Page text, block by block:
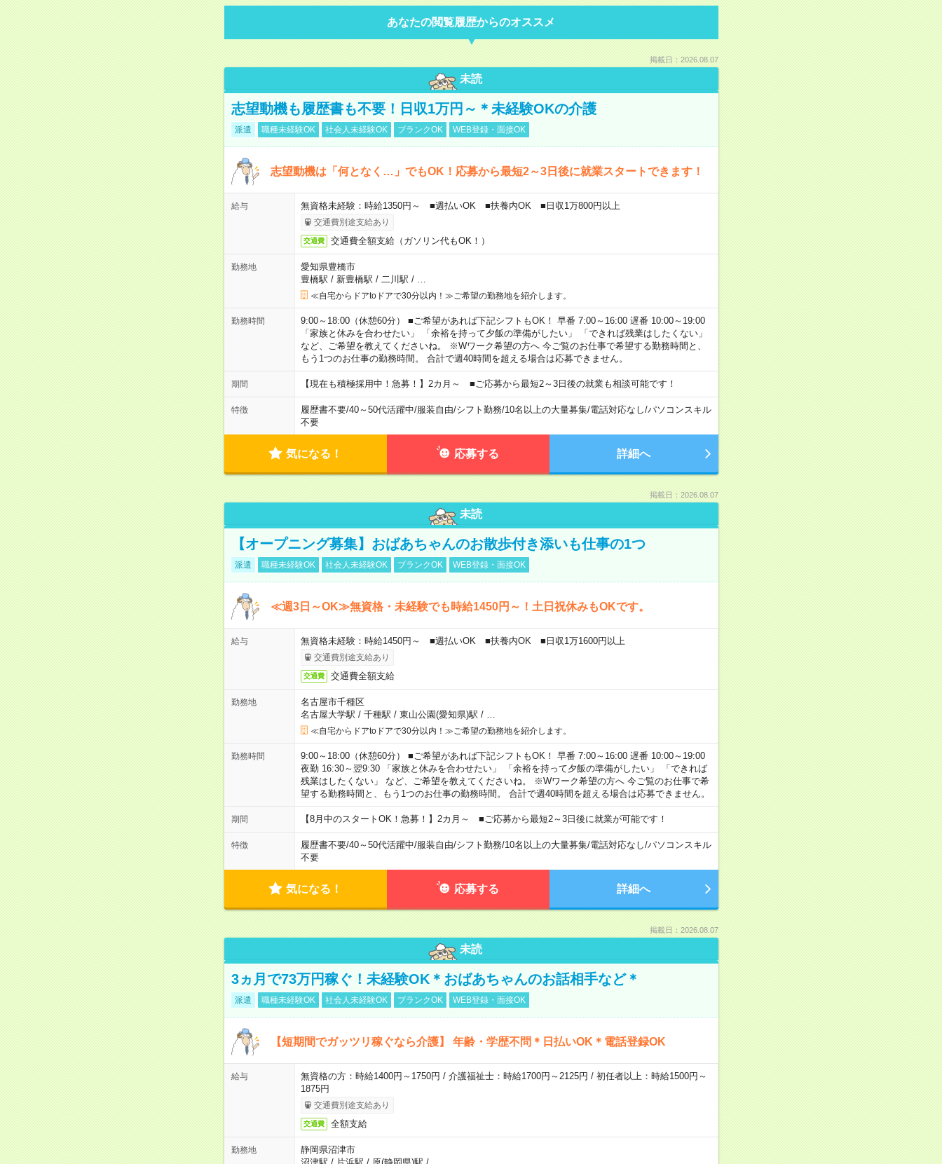
あなたの閲覧履歴からのオススメ
掲載日：2026.08.07
未読
志望動機も履歴書も不要！日収1万円～＊未経験OKの介護
派遣 職種未経験OK 社会人未経験OK ブランクOK WEB登録・面接OK
志望動機は「何となく…」でもOK！応募から最短2～3日後に就業スタートできます！
給与 無資格未経験：時給1350円～ ■週払いOK ■扶養内OK ■日収1万800円以上
交通費別途支給あり
交通費 交通費全額支給（ガソリン代もOK！）
勤務地
愛知県豊橋市
豊橋駅 / 新豊橋駅 / 二川駅 /
≪自宅からドアtoドアで30分以内！≫ご希望の勤務地を紹介します。
勤務時間
9:00～18:00（休憩60分） ■ご希望があれば下記シフトもOK！ 早番 7:00～16:00 遅番 10:00～19:00
「家族と休みを合わせたい」 「余裕を持って夕飯の準備がしたい」 「できれば残業はしたくない」
など、ご希望を教えてくださいね。 ※Wワーク希望の方へ 今ご覧のお仕事で希望する勤務時間と、
もう1つのお仕事の勤務時間。 合計で週40時間を超える場合は応募できません。
期間 【現在も積極採用中！急募！】2カ月～ ■ご応募から最短2～3日後の就業も相談可能です！
特徴 履歴書不要/40～50代活躍中/服装自由/シフト勤務/10名以上の大量募集/電話対応なし/パソコンスキル
不要
気になる！ 応募する 詳細へ
掲載日：2026.08.07
未読
【オープニング募集】おばあちゃんのお散歩付き添いも仕事の1つ
派遣 職種未経験OK 社会人未経験OK ブランクOK WEB登録・面接OK
≪週3日～OK≫無資格・未経験でも時給1450円～！土日祝休みもOKです。
給与 無資格未経験：時給1450円～ ■週払いOK ■扶養内OK ■日収1万1600円以上
交通費別途支給あり
交通費 交通費全額支給
勤務地
名古屋市千種区
名古屋大学駅 / 千種駅 / 東山公園(愛知県)駅 /
≪自宅からドアtoドアで30分以内！≫ご希望の勤務地を紹介します。
勤務時間
9:00～18:00（休憩60分） ■ご希望があれば下記シフトもOK！ 早番 7:00～16:00 遅番 10:00～19:00
夜勤 16:30～翌9:30 「家族と休みを合わせたい」 「余裕を持って夕飯の準備がしたい」 「できれば
残業はしたくない」 など、ご希望を教えてくださいね。 ※Wワーク希望の方へ 今ご覧のお仕事で希
望する勤務時間と、もう1つのお仕事の勤務時間。 合計で週40時間を超える場合は応募できません。
期間 【8月中のスタートOK！急募！】2カ月～ ■ご応募から最短2～3日後に就業が可能です！
特徴 履歴書不要/40～50代活躍中/服装自由/シフト勤務/10名以上の大量募集/電話対応なし/パソコンスキル
不要
気になる！ 応募する 詳細へ
掲載日：2026.08.07
未読
3ヵ月で73万円稼ぐ！未経験OK＊おばあちゃんのお話相手など＊
派遣 職種未経験OK 社会人未経験OK ブランクOK WEB登録・面接OK
【短期間でガッツリ稼ぐなら介護】 年齢・学歴不問＊日払いOK＊電話登録OK
給与
無資格の方：時給1400円～1750円 / 介護福祉士：時給1700円～2125円 / 初任者以上：時給1500円～
1875円
交通費別途支給あり
交通費 全額支給
勤務地
静岡県沼津市